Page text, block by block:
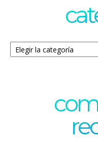
Categorías